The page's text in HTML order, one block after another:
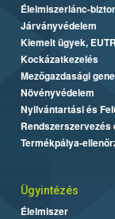
Élelmiszerlánc-
Járványvédelem
Kiemelt ügyek, EUTR
Kockázatkezelés
Mezőgazdasági
Növényvédelem
Nyilvántartási és
Rendszerszervezés
Termékpálya-
Ügyintézés
Élelmiszer